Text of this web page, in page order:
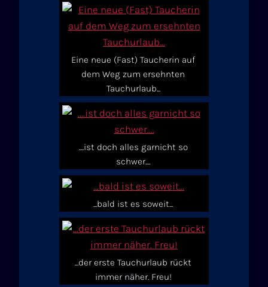
Eine neue (Fast) Taucherin auf
dem Weg zum ersehnten
Tauchurlaub...
....ist doch alles garnicht so
schwer....
...bald ist es soweit...
...der erste Tauchurlaub rückt
immer näher. Freu!